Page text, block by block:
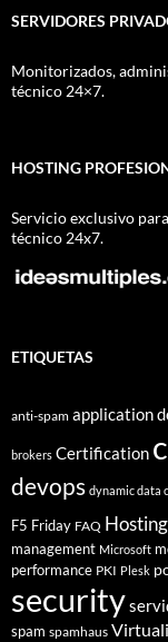
SERVIDORES
Monitorizados,
técnico 24×7.
HOSTING
Servicio exclusivo
técnico 24x7.
ETIQUETAS
anti-spam application
brokers Certification
devops dynamic data
F5 Friday FAQ Hosting
management Microsoft
performance PKI Plesk
security
spam spamhaus